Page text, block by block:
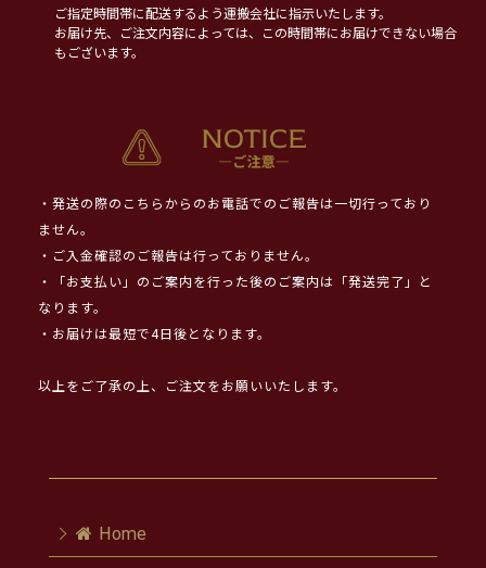
ご指定時間帯に配送するよう運搬会社に指示いたします。
お届け先、ご注文内容によっては、この時間帯にお届けできない場合
もございます。
・発送の際のこちらからのお電話でのご報告は一切行っており
ません。
・ご入金確認のご報告は行っておりません。
・「お支払い」のご案内を行った後のご案内は「発送完了」と
なります。
・お届けは最短で4日後となります。
以上をご了承の上、ご注文をお願いいたします。
Home